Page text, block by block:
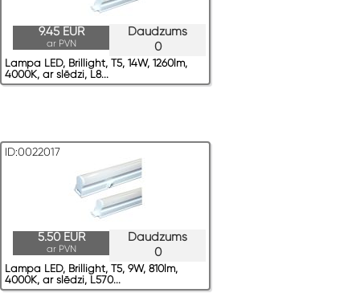
Daudzums
0
9.45 EUR
ar PVN
Lampa LED, Brillight, T5, 14W, 1260lm,
4000K, ar slēdzi, L8...
ID:0022017
Daudzums
0
5.50 EUR
ar PVN
Lampa LED, Brillight, T5, 9W, 810lm,
4000K, ar slēdzi, L570...